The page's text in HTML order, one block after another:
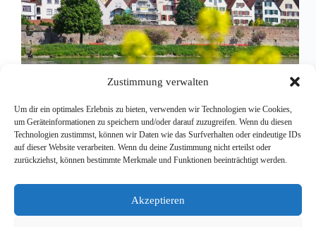
Zustimmung verwalten
Um dir ein optimales Erlebnis zu bieten, verwenden wir Technologien wie Cookies,
um Geräteinformationen zu speichern und/oder darauf zuzugreifen. Wenn du diesen
Technologien zustimmst, können wir Daten wie das Surfverhalten oder eindeutige IDs
auf dieser Website verarbeiten. Wenn du deine Zustimmung nicht erteilst oder
zurückziehst, können bestimmte Merkmale und Funktionen beeinträchtigt werden.
Akzeptieren
In 2027 findet die Bundesnetzwerktagung vom 14. –
16. April 2027 in Ulm im Haus der Begegnung statt.
akpietra
27. Mai 2025
Impressum & Datenschutz